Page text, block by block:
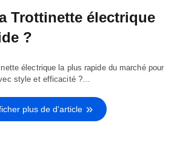
Trottinette électrique
?
électrique la plus rapide du marché pour
style et efficacité ?…
plus de d'article